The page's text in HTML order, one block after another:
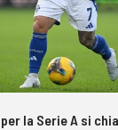
per la Serie A si